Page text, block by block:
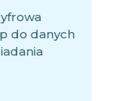
do danych